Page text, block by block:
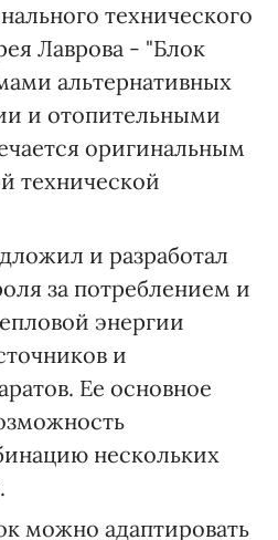
технического
Лаврова - "Блок
альтернативных
и отопительными
оригинальным
технической
и разработал
за потреблением и
энергии
и
Ее основное
нескольких
можно адаптировать